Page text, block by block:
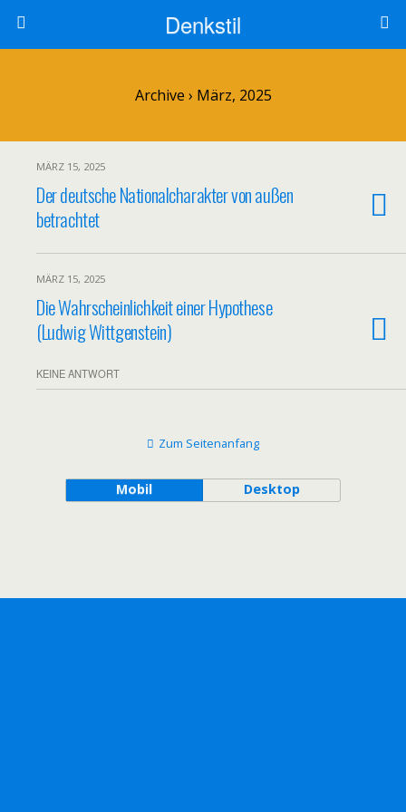
Denkstil
Archive › März, 2025
MÄRZ 15, 2025
Der deutsche Nationalcharakter von außen
betrachtet
MÄRZ 15, 2025
Die Wahrscheinlichkeit einer Hypothese
(Ludwig Wittgenstein)
KEINE ANTWORT
Zum Seitenanfang
Mobil Desktop